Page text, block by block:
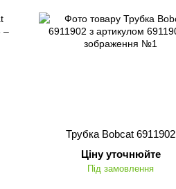
Трубка Bobcat 6911902
Ціну уточнюйте
Під замовлення